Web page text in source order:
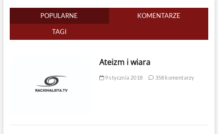
POPULARNE KOMENTARZE
TAGI
Ateizm i wiara
9 stycznia 2018 358 komentarzy